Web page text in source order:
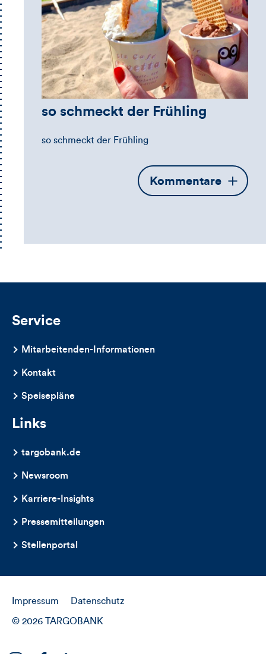
so schmeckt der Frühling
so schmeckt der Frühling
Öffnet
die
Kommentare
Service
Mitarbeitenden-Informationen
Kontakt
Speisepläne
Links
targobank.de
Newsroom
Karriere-Insights
Pressemitteilungen
Stellenportal
Impressum Datenschutz
© 2026 TARGOBANK